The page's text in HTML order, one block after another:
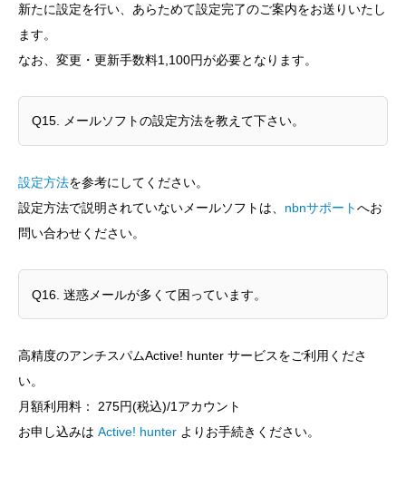
新たに設定を行い、あらためて設定完了のご案内をお送りいたし
ます。
なお、変更・更新手数料1,100円が必要となります。
Q15. メールソフトの設定方法を教えて下さい。
設定方法を参考にしてください。
設定方法で説明されていないメールソフトは、 nbnサポートへお
問い合わせください。
Q16. 迷惑メールが多くて困っています。
高精度のアンチスパムActive! hunter サービスをご利用くださ
い。
月額利用料： 275円(税込)/1アカウント
お申し込みは Active! hunter よりお手続きください。